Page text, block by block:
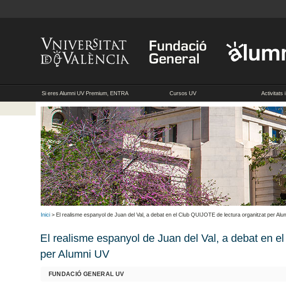
Si eres Alumni UV Premium, ENTRA Cursos UV Activitats
Inici > El realisme espanyol de Juan del Val, a debat en el Club QUIJOTE de lectura organitzat per
El realisme espanyol de Juan del Val, a debat en
per Alumni UV
FUNDACIÓ GENERAL UV